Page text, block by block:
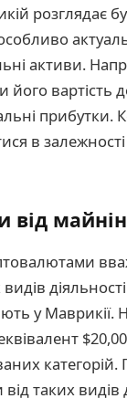
розглядає
активи.
вартість
прибутки.
в
від
у
таких